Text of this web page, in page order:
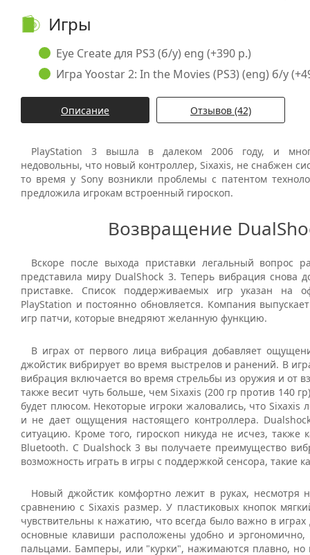
Игры
Eye Create для PS3 (б/у) eng (+390 р.)
Игра Yoostar 2: In the Movies (PS3) (eng) б/у
Описание Отзывов (42)
PlayStation 3 вышла в далеком 2006 году, и
недовольны, что новый контроллер, Sixaxis, не снабжен
то время у Sony возникли проблемы с патентом
предложила игрокам встроенный гироскоп.
Возвращение
Вскоре после выхода приставки легальный вопрос
представила миру DualShock 3. Теперь вибрация снова
приставке. Список поддерживаемых игр указан на
PlayStation и постоянно обновляется. Компания
игр патчи, которые внедряют желанную функцию.
В играх от первого лица вибрация добавляет
джойстик вибрирует во время выстрелов и ранений. В
вибрация включается во время стрельбы из оружия и от
также весит чуть больше, чем Sixaxis (200 гр против 140
будет плюсом. Некоторые игроки жаловались, что Sixaxis
и не дает ощущения настоящего контроллера.
ситуацию. Кроме того, гироскоп никуда не исчез, также
Bluetooth. С Dualshock 3 вы получаете преимущество
возможность играть в игры с поддержкой сенсора, такие
Новый джойстик комфортно лежит в руках, несмотря
сравнению с Sixaxis размер. У пластиковых кнопок
чувствительны к нажатию, что всегда было важно в играх
основные клавиши расположены удобно и эргономично,
пальцами. Бамперы, или "курки", нажимаются плавно, но